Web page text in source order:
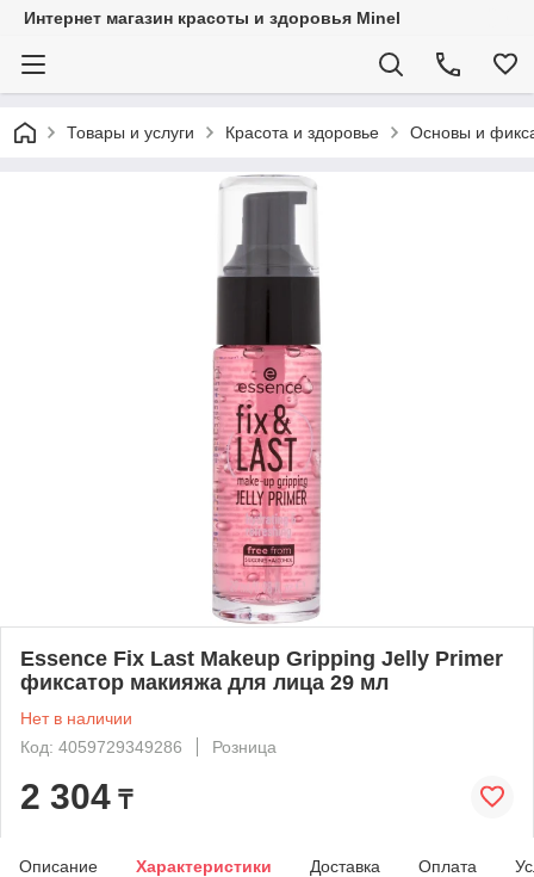
Интернет магазин красоты и здоровья Minel
Товары и услуги Красота и здоровье Основы и
Essence Fix Last Makeup Gripping Jelly Primer
фиксатор макияжа для лица 29 мл
Нет в наличии
Код: 4059729349286
Розница
2 304 ₸
Описание Характеристики Доставка Оплата